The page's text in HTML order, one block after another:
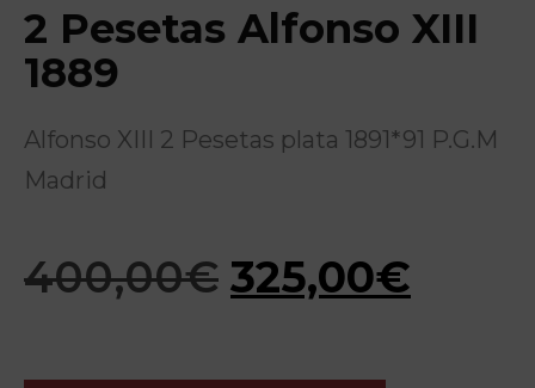
2 Pesetas Alfonso XIII
1889
Alfonso XIII 2 Pesetas plata 1891*91 P.G.M
Madrid
400,00€ 325,00€